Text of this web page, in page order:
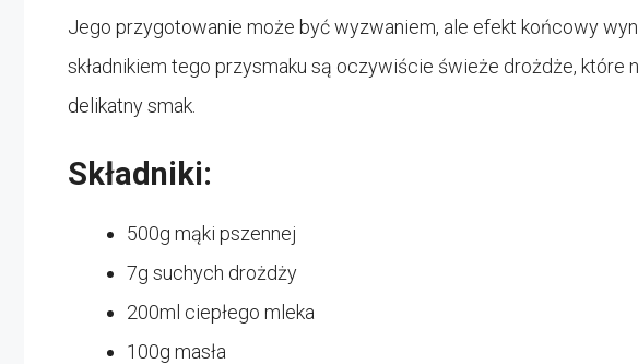
Jego przygotowanie może być wyzwaniem, ale efekt końcowy
składnikiem tego przysmaku są oczywiście świeże drożdże, które
delikatny smak.
Składniki:
500g mąki pszennej
7g suchych drożdży
200ml ciepłego mleka
100g masła